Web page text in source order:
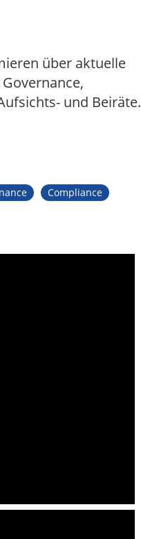
über aktuelle
und Beiräte.
Compliance